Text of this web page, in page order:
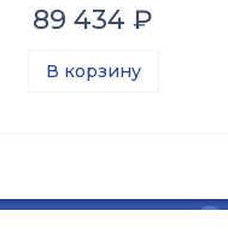
89 434 ₽
В корзину